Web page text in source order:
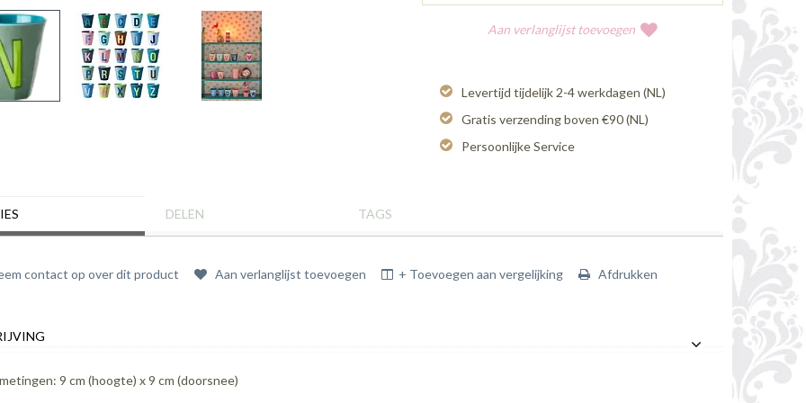
Aan verlanglijst toevoegen
Levertijd tijdelijk 2-4 werkdagen (NL)
Gratis verzending boven €90 (NL)
Persoonlijke Service
DELEN TAGS
contact op over dit product Aan verlanglijst toevoegen + Toevoegen aan vergelijking Afdrukken
9 cm (hoogte) x 9 cm (doorsnee)